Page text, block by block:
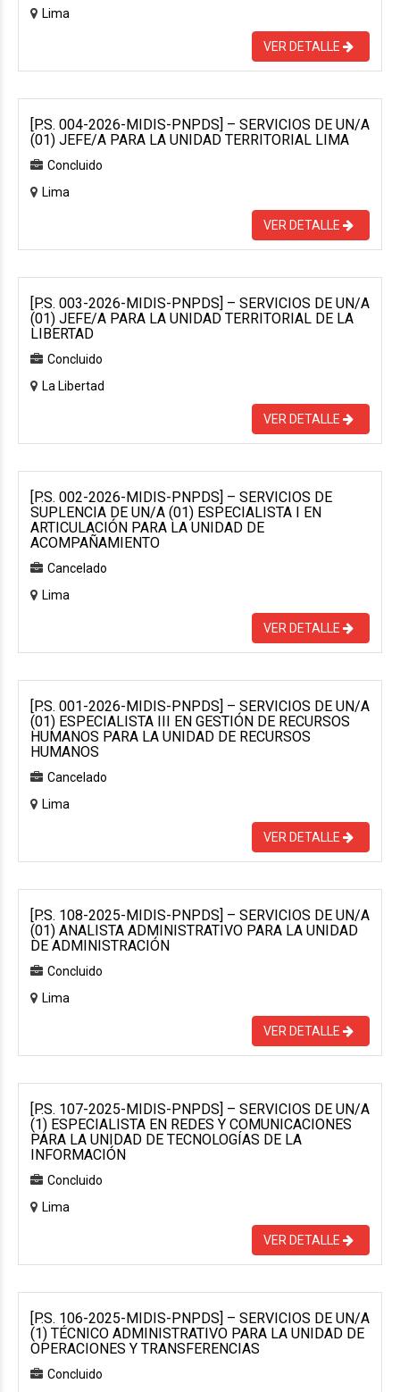
Lima
VER DETALLE
[P.S. 004-2026-MIDIS-PNPDS] – SERVICIOS DE UN/A
(01) JEFE/A PARA LA UNIDAD TERRITORIAL LIMA
Concluido
Lima
VER DETALLE
[P.S. 003-2026-MIDIS-PNPDS] – SERVICIOS DE UN/A
(01) JEFE/A PARA LA UNIDAD TERRITORIAL DE LA
LIBERTAD
Concluido
La Libertad
VER DETALLE
[P.S. 002-2026-MIDIS-PNPDS] – SERVICIOS DE
SUPLENCIA DE UN/A (01) ESPECIALISTA I EN
ARTICULACIÓN PARA LA UNIDAD DE
ACOMPAÑAMIENTO
Cancelado
Lima
VER DETALLE
[P.S. 001-2026-MIDIS-PNPDS] – SERVICIOS DE UN/A
(01) ESPECIALISTA III EN GESTIÓN DE RECURSOS
HUMANOS PARA LA UNIDAD DE RECURSOS
HUMANOS
Cancelado
Lima
VER DETALLE
[P.S. 108-2025-MIDIS-PNPDS] – SERVICIOS DE UN/A
(01) ANALISTA ADMINISTRATIVO PARA LA UNIDAD
DE ADMINISTRACIÓN
Concluido
Lima
VER DETALLE
[P.S. 107-2025-MIDIS-PNPDS] – SERVICIOS DE UN/A
(1) ESPECIALISTA EN REDES Y COMUNICACIONES
PARA LA UNIDAD DE TECNOLOGÍAS DE LA
INFORMACIÓN
Concluido
Lima
VER DETALLE
[P.S. 106-2025-MIDIS-PNPDS] – SERVICIOS DE UN/A
(1) TÉCNICO ADMINISTRATIVO PARA LA UNIDAD DE
OPERACIONES Y TRANSFERENCIAS
Concluido